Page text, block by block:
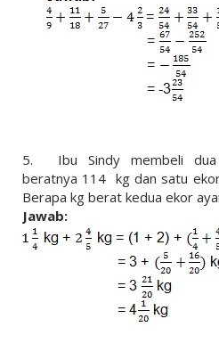
5.
Ibu Sindy membeli
beratnya 114 kg dan satu
Berapa kg berat kedua ekor
Jawab: